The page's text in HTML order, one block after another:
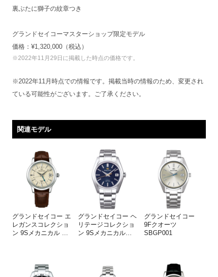
裏ぶたに獅子の紋章つき
グランドセイコーマスターショップ限定モデル
価格：¥1,320,000（税込）
※2022年11月29日に掲載した時点の価格です。
※2022年11月時点での情報です。掲載当時の情報のため、変更され
ている可能性がございます。ご了承ください。
関連モデル
グランドセイコー エ
レガンスコレクショ
ン 9Sメカニカル …
グランドセイコー ヘ
リテージコレクショ
ン 9Sメカニカル…
グランドセイコー
9Fクオーツ
SBGP001